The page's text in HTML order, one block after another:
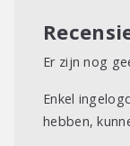
Er zijn nog
Enkel
hebben,